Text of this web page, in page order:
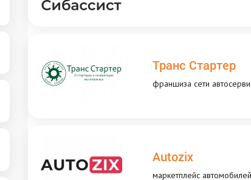
Транс Стартер
франшиза сети
Autozix
маркетплейс